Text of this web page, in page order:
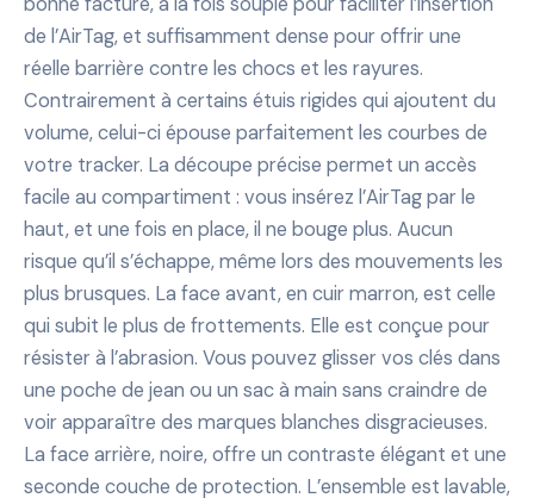
de l’AirTag, et suffisamment dense pour offrir une
réelle barrière contre les chocs et les rayures.
Contrairement à certains étuis rigides qui ajoutent du
volume, celui-ci épouse parfaitement les courbes de
votre tracker. La découpe précise permet un accès
facile au compartiment : vous insérez l’AirTag par le
haut, et une fois en place, il ne bouge plus. Aucun
risque qu’il s’échappe, même lors des mouvements les
plus brusques. La face avant, en cuir marron, est celle
qui subit le plus de frottements. Elle est conçue pour
résister à l’abrasion. Vous pouvez glisser vos clés dans
une poche de jean ou un sac à main sans craindre de
voir apparaître des marques blanches disgracieuses.
La face arrière, noire, offre un contraste élégant et une
seconde couche de protection. L’ensemble est lavable,